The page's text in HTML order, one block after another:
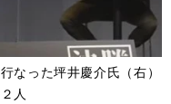
なった坪井慶介氏（右）
人